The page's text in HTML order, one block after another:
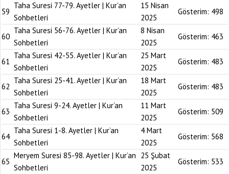
59
Taha Suresi 77-79. Ayetler | Kur’an
Sohbetleri
15 Nisan
2025
Gösterim: 498
60
Taha Suresi 56-76. Ayetler | Kur’an
Sohbetleri
8 Nisan
2025
Gösterim: 463
61
Taha Suresi 42-55. Ayetler | Kur’an
Sohbetleri
25 Mart
2025
Gösterim: 483
62
Taha Suresi 25-41. Ayetler | Kur’an
Sohbetleri
18 Mart
2025
Gösterim: 483
63
Taha Suresi 9-24. Ayetler | Kur’an
Sohbetleri
11 Mart
2025
Gösterim: 509
64
Taha Suresi 1-8. Ayetler | Kur’an
Sohbetleri
4 Mart
2025
Gösterim: 568
65
Meryem Suresi 85-98. Ayetler | Kur’an
Sohbetleri
25 Şubat
2025
Gösterim: 533